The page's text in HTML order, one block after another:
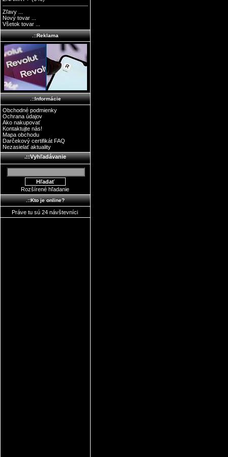
Zľavy ...
Nový tovar ...
Všetok tovar ...
.::Reklama
.::Informácie
Obchodné podmienky
Ochrana údajov
Ako nakupovať
Kontaktujte nás!
Mapa obchodu
Darčekový certifikát FAQ
Nezasielať aktuality
.::Vyhľadávanie
Rozšírené hľadanie
.::Kto je online?
Práve tu sú 24 návštevníci